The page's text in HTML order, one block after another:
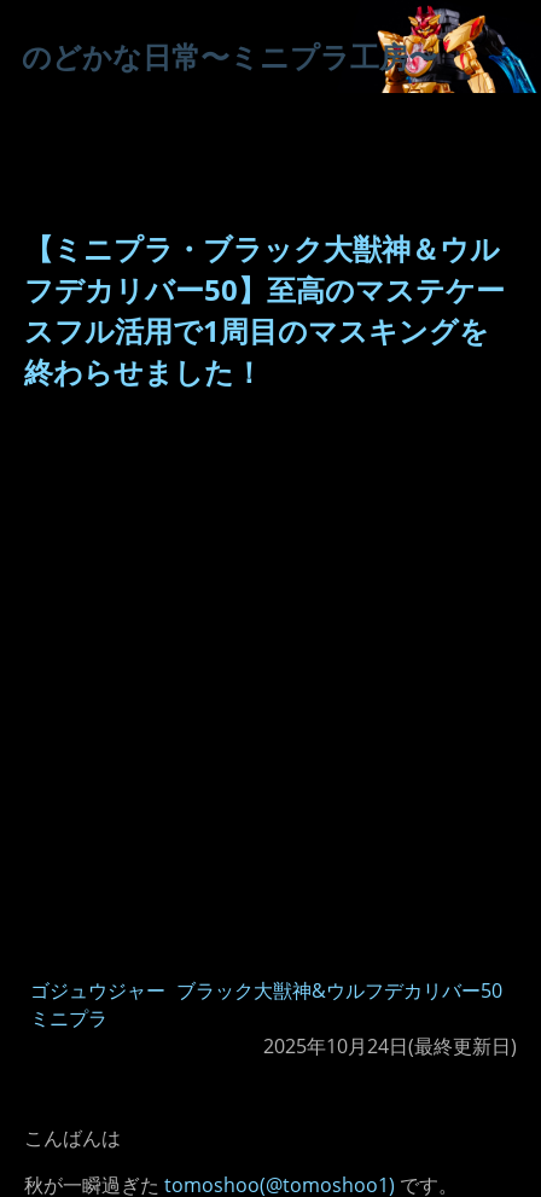
のどかな日常〜ミニプラ工房〜
【ミニプラ・ブラック大獣神＆ウル
フデカリバー50】至高のマステケー
スフル活用で1周目のマスキングを
終わらせました！
ゴジュウジャー ブラック大獣神&ウルフデカリバー50
ミニプラ
2025年10月24日(最終更新日)
こんばんは
秋が一瞬過ぎた tomoshoo(@tomoshoo1) です。